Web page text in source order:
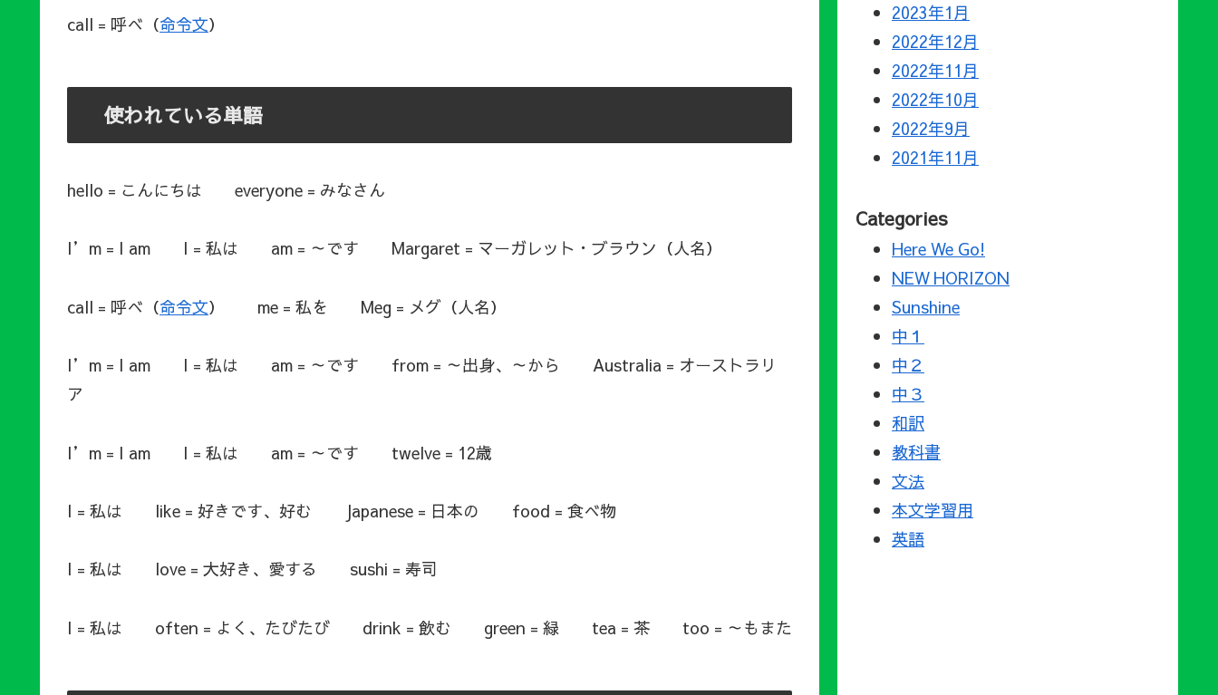
call = 呼べ（命令文）
使われている単語
hello = こんにちは everyone = みなさん
I’m = I am I = 私は am = ～です Margaret = マーガレット・ブラウン（人名）
call = 呼べ（命令文） me = 私を Meg = メグ（人名）
I’m = I am I = 私は am = ～です from = ～出身、～から Australia = オーストラリ
ア
I’m = I am I = 私は am = ～です twelve = 12歳
I = 私は like = 好きです、好む Japanese = 日本の food = 食べ物
I = 私は love = 大好き、愛する sushi = 寿司
I = 私は often = よく、たびたび drink = 飲む green = 緑 tea = 茶 too = ～もまた
2023年1月
2022年12月
2022年11月
2022年10月
2022年9月
2021年11月
Categories
Here We Go!
NEW HORIZON
Sunshine
中１
中２
中３
和訳
教科書
文法
本文学習用
英語